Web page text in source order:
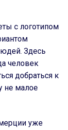
с логотипом
Здесь
человек
добраться к
не малое
уже